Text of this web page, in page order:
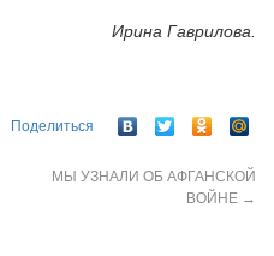
Ирина Гаврилова.
Поделиться
МЫ УЗНАЛИ ОБ АФГАНСКОЙ
ВОЙНЕ →